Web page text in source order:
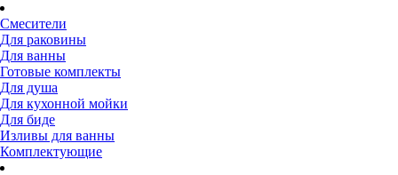
Смесители
Для раковины
Для ванны
Готовые комплекты
Для душа
Для кухонной мойки
Для биде
Изливы для ванны
Комплектующие